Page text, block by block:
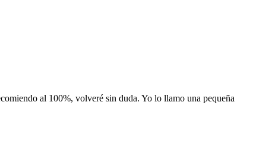
al 100%, volveré sin duda. Yo lo llamo una pequeña